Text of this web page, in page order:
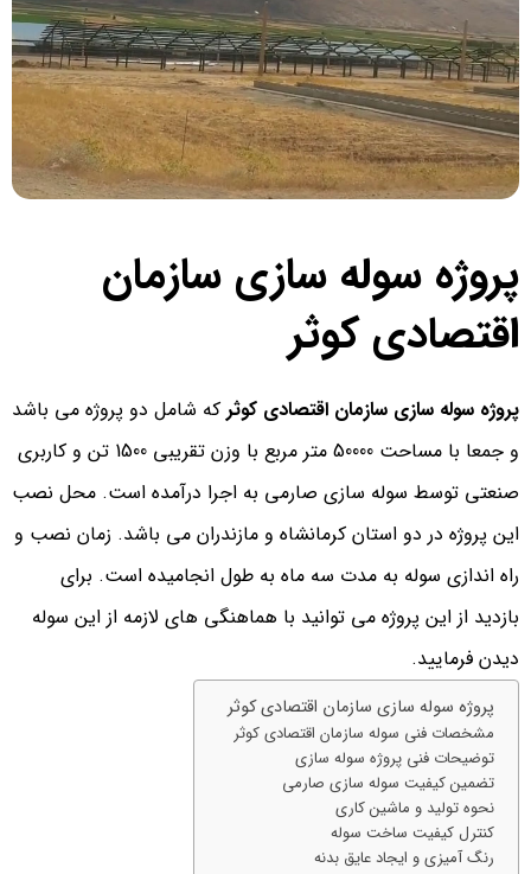
پروژه سوله سازی سازمان
اقتصادی کوثر
پروژه سوله سازی سازمان اقتصادی کوثر که شامل دو پروژه می باشد
و جمعا با مساحت 50000 متر مربع با وزن تقریبی 1500 تن و کاربری
صنعتی توسط سوله سازی صارمی به اجرا درآمده است. محل نصب
این پروژه در دو استان کرمانشاه و مازندران می باشد. زمان نصب و
راه اندازی سوله به مدت سه ماه به طول انجامیده است. برای
بازدید از این پروژه می توانید با هماهنگی های لازمه از این سوله
دیدن فرمایید.
پروژه سوله سازی سازمان اقتصادی کوثر
مشخصات فنی سوله سازمان اقتصادی کوثر
توضیحات فنی پروژه سوله سازی
تضمین کیفیت سوله سازی صارمی
نحوه تولید و ماشین کاری
کنترل کیفیت ساخت سوله
رنگ آمیزی و ایجاد عایق بدنه